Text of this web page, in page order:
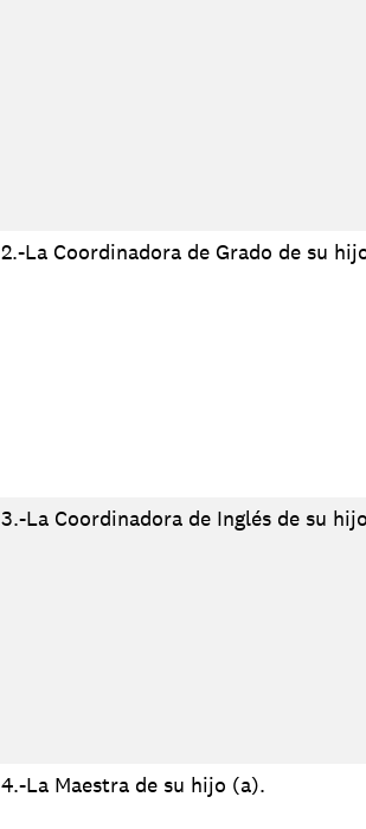
2.-La Coordinadora de Grado de su
3.-La Coordinadora de Inglés de su
4.-La Maestra de su hijo (a).